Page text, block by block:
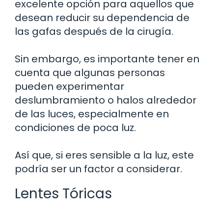
excelente opción para aquellos que
desean reducir su dependencia de
las gafas después de la cirugía.
Sin embargo, es importante tener en
cuenta que algunas personas
pueden experimentar
deslumbramiento o halos alrededor
de las luces, especialmente en
condiciones de poca luz.
Así que, si eres sensible a la luz, este
podría ser un factor a considerar.
Lentes Tóricas